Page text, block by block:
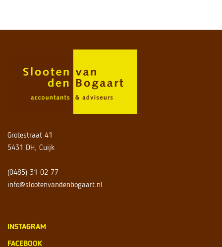
Grotestraat 41
5431 DH, Cuijk
(0485) 31 02 77
info@slootenvandenbogaart.nl
INSTAGRAM
FACEBOOK